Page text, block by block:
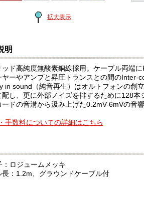
拡大表示
明
ッド高純度無酸素銅線採用。ケーブル両端
ーやアンプと昇圧トランスとの間のInter-
in sound（純音再生）はオルトフォンの創
配し、更に外部ノイズを排するために128
ドの音溝から汲み上げた0.2mV-6mVの音
手数料についての詳細はこちら
：ロジュームメッキ
長：1.2m、グラウンドケーブル付